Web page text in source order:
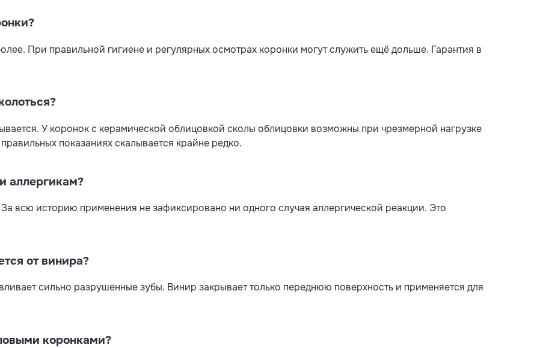
При правильной гигиене и регулярных осмотрах коронки могут служить ещё дольше. Гарантия в
У коронок с керамической облицовкой сколы облицовки возможны при чрезмерной нагрузке
показаниях скалывается крайне редко.
аллергикам?
всю историю применения не зафиксировано ни одного случая аллергической реакции. Это
от винира?
сильно разрушенные зубы. Винир закрывает только переднюю поверхность и применяется для
коронками?